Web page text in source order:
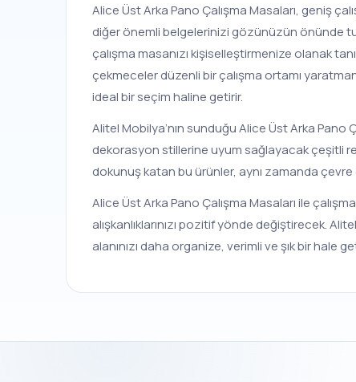
Alice Üst Arka Pano Çalışma Masaları, geniş
diğer önemli belgelerinizi gözünüzün önünde
çalışma masanızı kişiselleştirmenize olanak
çekmeceler düzenli bir çalışma ortamı
ideal bir seçim haline getirir.
Alitel Mobilya’nın sunduğu Alice Üst Arka Pano
dekorasyon stillerine uyum sağlayacak çeşitli
dokunuş katan bu ürünler, aynı zamanda
Alice Üst Arka Pano Çalışma Masaları ile
alışkanlıklarınızı pozitif yönde değiştirecek.
alanınızı daha organize, verimli ve şık bir hale